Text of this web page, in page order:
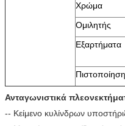
Χρώμα
Ομιλητής
Εξαρτήματα
Πιστοποίηση
Ανταγωνιστικά
-- Κείμενο κυλίνδρων